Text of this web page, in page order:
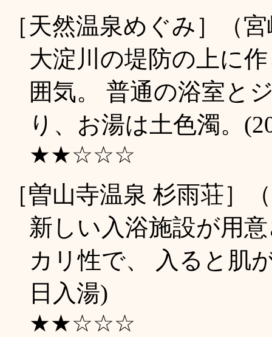
［天然温泉めぐみ］（
大淀川の堤防の上に
囲気。 普通の浴室と
り、お湯は土色濁。
★★☆☆☆
［曽山寺温泉 杉雨荘］
新しい入浴施設が用
カリ性で、 入ると肌
日入湯)
★★☆☆☆